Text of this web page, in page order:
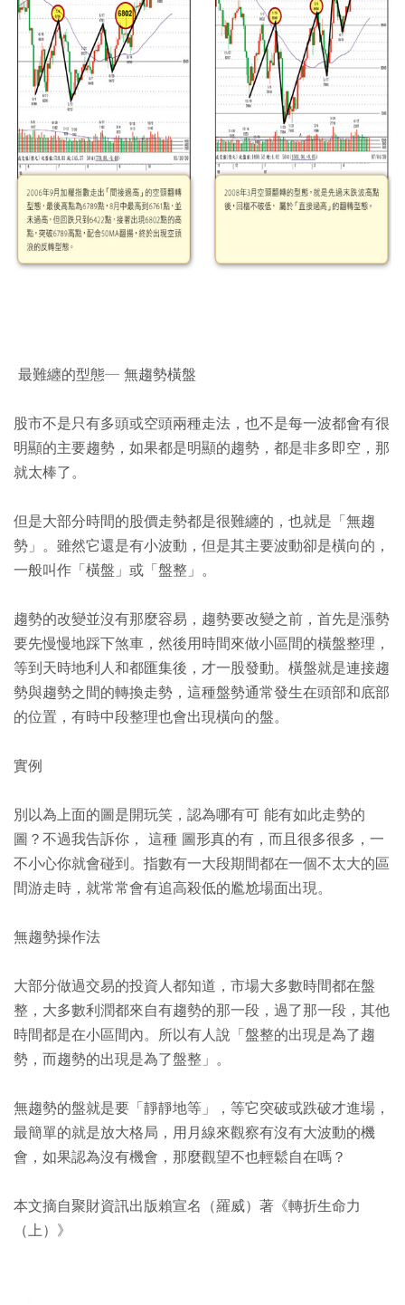
最難纏的型態─ 無趨勢橫盤
股市不是只有多頭或空頭兩種走法，也不是每一波都會有很
明顯的主要趨勢，如果都是明顯的趨勢，都是非多即空，那
就太棒了。
但是大部分時間的股價走勢都是很難纏的，也就是「無趨
勢」。雖然它還是有小波動，但是其主要波動卻是橫向的，
一般叫作「橫盤」或「盤整」。
趨勢的改變並沒有那麼容易，趨勢要改變之前，首先是漲勢
要先慢慢地踩下煞車，然後用時間來做小區間的橫盤整理，
等到天時地利人和都匯集後，才一股發動。橫盤就是連接趨
勢與趨勢之間的轉換走勢，這種盤勢通常發生在頭部和底部
的位置，有時中段整理也會出現橫向的盤。
實例
別以為上面的圖是開玩笑，認為哪有可 能有如此走勢的
圖？不過我告訴你， 這種 圖形真的有，而且很多很多，一
不小心你就會碰到。指數有一大段期間都在一個不太大的區
間游走時，就常常會有追高殺低的尷尬場面出現。
無趨勢操作法
大部分做過交易的投資人都知道，市場大多數時間都在盤
整，大多數利潤都來自有趨勢的那一段，過了那一段，其他
時間都是在小區間內。所以有人說「盤整的出現是為了趨
勢，而趨勢的出現是為了盤整」。
無趨勢的盤就是要「靜靜地等」，等它突破或跌破才進場，
最簡單的就是放大格局，用月線來觀察有沒有大波動的機
會，如果認為沒有機會，那麼觀望不也輕鬆自在嗎？
本文摘自聚財資訊出版賴宣名（羅威）著《轉折生命力
（上）》